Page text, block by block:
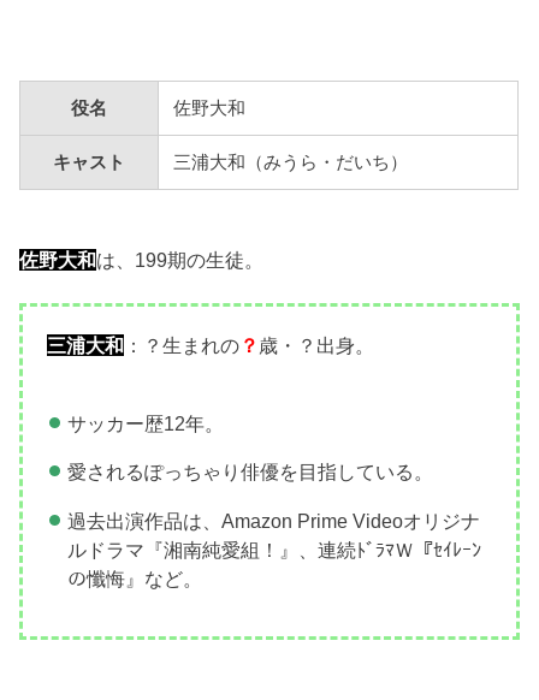
役名 佐野大和
キャスト 三浦大和（みうら・だいち）
佐野大和は、199期の生徒。
三浦大和 ：？生まれの ？ 歳・？出身。
サッカー歴12年。
愛されるぽっちゃり俳優を目指している。
過去出演作品は、Amazon Prime Videoオリジナ
ルドラマ『湘南純愛組！』、連続ﾄﾞﾗﾏＷ『ｾｲﾚｰﾝ
の懺悔』など。